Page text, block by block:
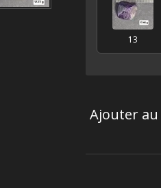
13
Ajouter